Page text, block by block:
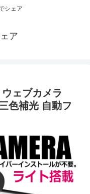
シェア
ア
ェブカメラ
色補光 自動フ